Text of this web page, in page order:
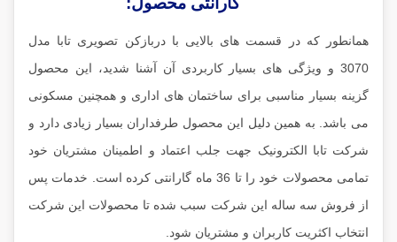
همانطور که در قسمت های بالایی با دربازکن تصویری تابا مدل
3070 و ویژگی های بسیار کاربردی آن آشنا شدید، این محصول
گزینه بسیار مناسبی برای ساختمان های اداری و همچنین مسکونی
می باشد. به همین دلیل این محصول طرفداران بسیار زیادی دارد و
شرکت تابا الکترونیک جهت جلب اعتماد و اطمینان مشتریان خود
تمامی محصولات خود را تا 36 ماه گارانتی کرده است. خدمات پس
از فروش سه ساله این شرکت سبب شده تا محصولات این شرکت
انتخاب اکثریت کاربران و مشتریان شود.